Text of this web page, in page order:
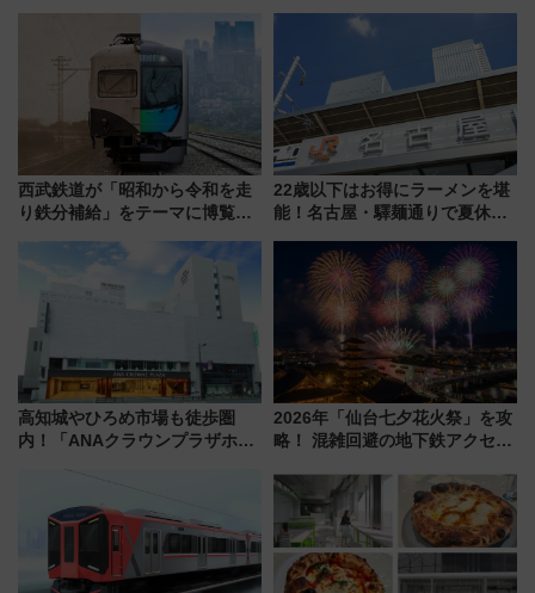
放的な車内空間に注目、デビュ
ーは9月
西武鉄道が「昭和から令和を走
り鉄分補給」をテーマに博覧会
14日から 新車両「トキイロ」体
験ブースも アクセスや申込方法
を解説
22歳以下はお得にラーメンを堪
能！名古屋・驛麺通りで夏休み
よりスタート
高知城やひろめ市場も徒歩圏
内！「ANAクラウンプラザホテ
2026年「仙台七夕花火祭」を攻
略！ 混雑回避の地下鉄アクセス
火前に楽しむ仙台観光ルートま
で解説！